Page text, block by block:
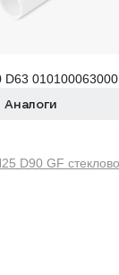
010100063000
Аналоги